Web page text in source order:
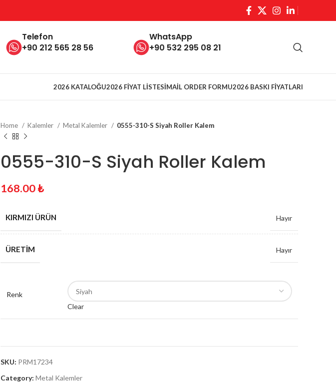
Telefon
+90 212 565 28 56
WhatsApp
+90 532 295 08 21
2026 KATALOĞU2026 FİYAT LİSTESİMAİL ORDER FORMU2026 BASKI FİYATLARI
Home Kalemler Metal Kalemler 0555-310-S Siyah Roller Kalem
0555-310-S Siyah Roller Kalem
168.00₺
KIRMIZI ÜRÜN Hayır
ÜRETIM Hayır
Renk
Clear
SKU: PRM17234
Category: Metal Kalemler